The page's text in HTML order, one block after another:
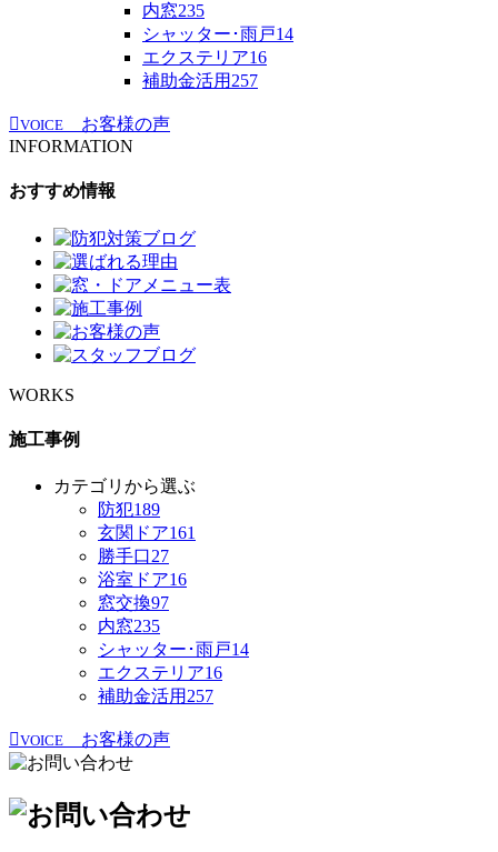
内窓235
シャッター･雨戸14
エクステリア16
補助金活用 257
VOICE
お客様の声
INFORMATION
おすすめ情報
WORKS
施工事例
カテゴリから選ぶ
防犯189
玄関ドア161
勝手口27
浴室ドア16
窓交換97
内窓235
シャッター･雨戸14
エクステリア16
補助金活用 257
VOICE お客様の声